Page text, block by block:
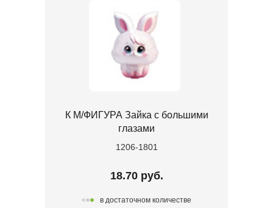
К М/ФИГУРА Зайка с большими
глазами
1206-1801
18.70 руб.
в достаточном количестве